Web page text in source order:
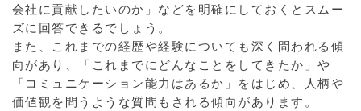
会社に貢献したいのか」などを明確にしておくとスムー
ズに回答できるでしょう。
また、これまでの経歴や経験についても深く問われる傾
向があり、「これまでにどんなことをしてきたか」や
「コミュニケーション能力はあるか」をはじめ、人柄や
価値観を問うような質問もされる傾向があります。